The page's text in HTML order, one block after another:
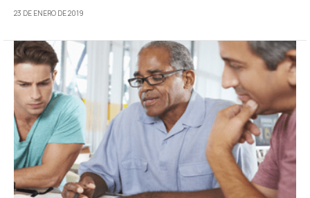
23 DE ENERO DE 2019